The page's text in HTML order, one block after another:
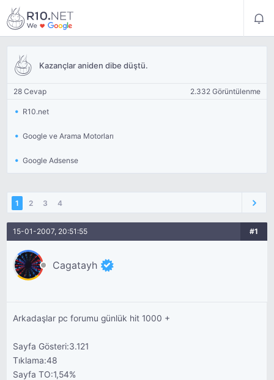
Kazançlar aniden dibe düştü.
28 Cevap 2.332 Görüntülenme
R10.net
Google ve Arama Motorları
Google Adsense
1 2 3 4
15-01-2007, 20:51:55 #1
Cagatayh
Arkadaşlar pc forumu günlük hit 1000 +
Sayfa Gösteri:3.121
Tıklama:48
Sayfa TO:1,54%